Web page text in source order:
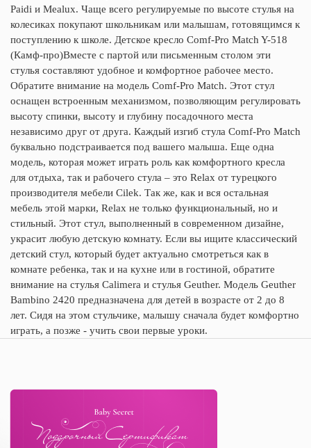
Paidi и Mealux. Чаще всего регулируемые по высоте стулья на
колесиках покупают школьникам или малышам, готовящимся к
поступлению к школе. Детское кресло Comf-Pro Match Y-518
(Камф-про)Вместе с партой или письменным столом эти
стулья составляют удобное и комфортное рабочее место.
Обратите внимание на модель Comf-Pro Match. Этот стул
оснащен встроенным механизмом, позволяющим регулировать
высоту спинки, высоту и глубину посадочного места
независимо друг от друга. Каждый изгиб стула Comf-Pro Match
буквально подстраивается под вашего малыша. Еще одна
модель, которая может играть роль как комфортного кресла
для отдыха, так и рабочего стула – это Relax от турецкого
производителя мебели Cilek. Так же, как и вся остальная
мебель этой марки, Relax не только функциональный, но и
стильный. Этот стул, выполненный в современном дизайне,
украсит любую детскую комнату. Если вы ищите классический
детский стул, который будет актуально смотреться как в
комнате ребенка, так и на кухне или в гостиной, обратите
внимание на стулья Calimera и стулья Geuther. Модель Geuther
Bambino 2420 предназначена для детей в возрасте от 2 до 8
лет. Сидя на этом стульчике, малышу сначала будет комфортно
играть, а позже - учить свои первые уроки.